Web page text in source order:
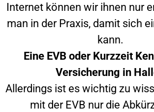
Internet können wir ihnen nur
man in der Praxis, damit sich
kann.
Eine EVB oder Kurzzeit
Versicherung in
Allerdings ist es wichtig zu
mit der EVB nur die